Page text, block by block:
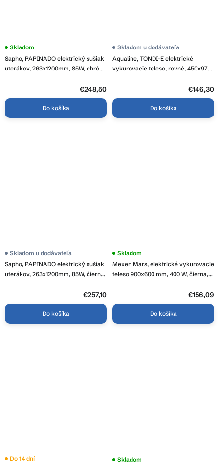
Sapho, PAPINADO elektrický sušiak
uterákov, 263x1200mm, 85W, chróm,
Skladom
€248,50
Do košíka
Aqualine, TONDI-E elektrické
vykurovacie teleso, rovné, 450x970
Skladom u dodávateľa
€146,30
Do košíka
Sapho, PAPINADO elektrický sušiak
uterákov, 263x1200mm, 85W, čierna
Skladom u dodávateľa
€257,10
Do košíka
Mexen Mars, elektrické vykurovacie
teleso 900x600 mm, 400 W, čierna,
Skladom
€156,09
Do košíka
Do 14 dní Skladom